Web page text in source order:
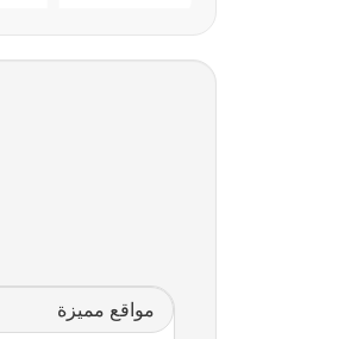
مواقع مميزة